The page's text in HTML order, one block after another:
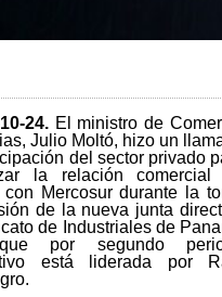
24. El ministro de
Julio Moltó, hizo un
del sector privado
la relación comercial
con Mercosur durante la
de la nueva junta
de Industriales de
por segundo
está liderada por